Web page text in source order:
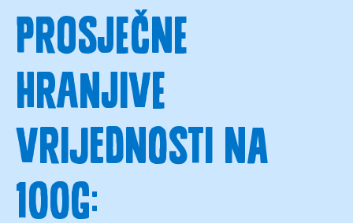
Prosječne
hranjive
vrijednosti na
100g: